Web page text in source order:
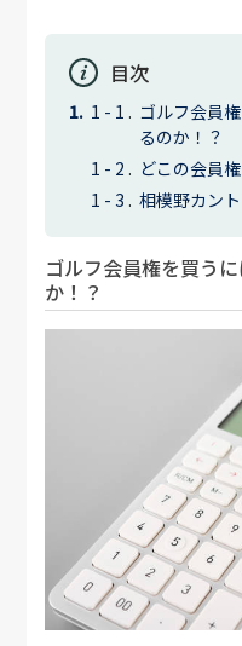
目次
ゴルフ会員
るのか！？
どこの会員
相模野カン
ゴルフ会員権を買う
か！？